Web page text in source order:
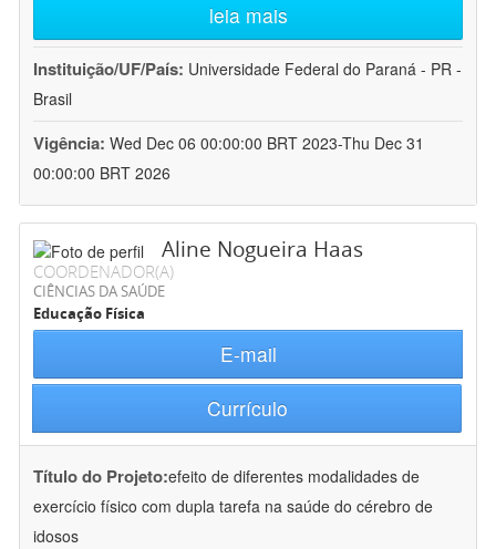
leia mais
Instituição/UF/País: Universidade Federal do Paraná - PR -
Brasil
Vigência: Wed Dec 06 00:00:00 BRT 2023-Thu Dec 31
00:00:00 BRT 2026
Aline Nogueira Haas
COORDENADOR(A)
CIÊNCIAS DA SAÚDE
Educação Física
E-mail
Currículo
Título do Projeto:efeito de diferentes modalidades de
exercício físico com dupla tarefa na saúde do cérebro de
idosos